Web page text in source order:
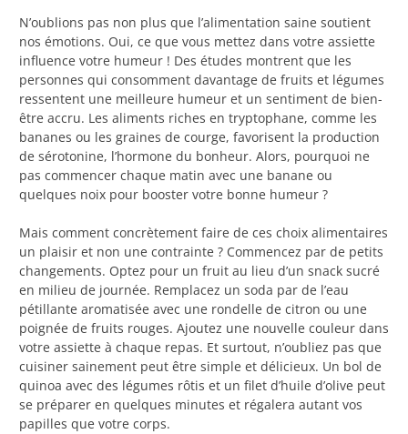
N’oublions pas non plus que l’alimentation saine soutient
nos émotions. Oui, ce que vous mettez dans votre assiette
influence votre humeur ! Des études montrent que les
personnes qui consomment davantage de fruits et légumes
ressentent une meilleure humeur et un sentiment de bien-
être accru. Les aliments riches en tryptophane, comme les
bananes ou les graines de courge, favorisent la production
de sérotonine, l’hormone du bonheur. Alors, pourquoi ne
pas commencer chaque matin avec une banane ou
quelques noix pour booster votre bonne humeur ?
Mais comment concrètement faire de ces choix alimentaires
un plaisir et non une contrainte ? Commencez par de petits
changements. Optez pour un fruit au lieu d’un snack sucré
en milieu de journée. Remplacez un soda par de l’eau
pétillante aromatisée avec une rondelle de citron ou une
poignée de fruits rouges. Ajoutez une nouvelle couleur dans
votre assiette à chaque repas. Et surtout, n’oubliez pas que
cuisiner sainement peut être simple et délicieux. Un bol de
quinoa avec des légumes rôtis et un filet d’huile d’olive peut
se préparer en quelques minutes et régalera autant vos
papilles que votre corps.